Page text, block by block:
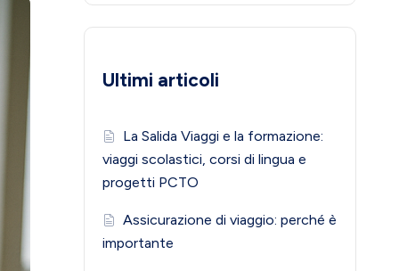
Ultimi articoli
La Salida Viaggi e la formazione:
viaggi scolastici, corsi di lingua e
progetti PCTO
Assicurazione di viaggio: perché è
importante